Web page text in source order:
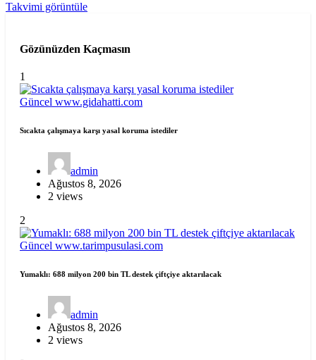
Takvimi görüntüle
Gözünüzden Kaçmasın
1
Güncel www.gidahatti.com
Sıcakta çalışmaya karşı yasal koruma istediler
admin
Ağustos 8, 2026
2 views
2
Güncel www.tarimpusulasi.com
Yumaklı: 688 milyon 200 bin TL destek çiftçiye aktarılacak
admin
Ağustos 8, 2026
2 views